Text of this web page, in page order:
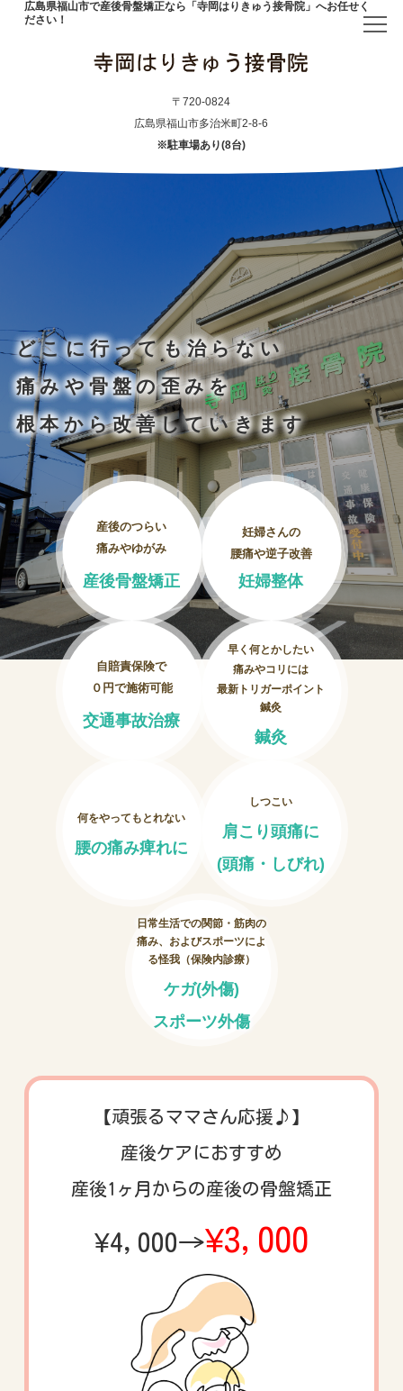
広島県福山市で産後骨盤矯正なら「寺岡はりきゅう接骨院」へお任せく
ださい！
〒720-0824
広島県福山市多治米町2-8-6
※駐車場あり(8台)
当院について
産後骨盤矯正
妊婦整体
交通事故治療
頭痛・肩こり
腰痛・膝痛
鍼・灸・小児鍼
冷え性改善
お客様の声
どこに行っても治らない
痛みや骨盤の歪みを
根本から改善していきます
産後のつらい
痛みやゆがみ
産後骨盤矯正
妊婦さんの
腰痛や逆子改善
妊婦整体
自賠責保険で
０円で施術可能
交通事故治療
早く何とかしたい
痛みやコリには
最新トリガーポイント
鍼灸
鍼灸
何をやってもとれない
腰の痛み痺れに
しつこい
肩こり頭痛に
(頭痛・しびれ)
日常生活での関節・筋肉の
痛み、およびスポーツによ
る怪我（保険内診療）
ケガ(外傷)
スポーツ外傷
【頑張るママさん応援♪】
産後ケアにおすすめ
産後1ヶ月からの産後の骨盤矯正
¥4,000→¥3,000